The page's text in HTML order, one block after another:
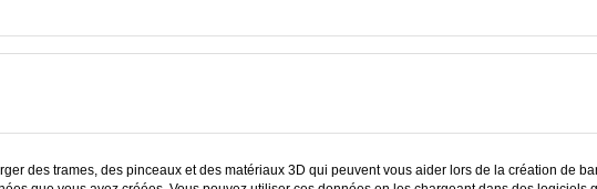
des trames, des pinceaux et des matériaux 3D qui peuvent vous aider lors de la création de